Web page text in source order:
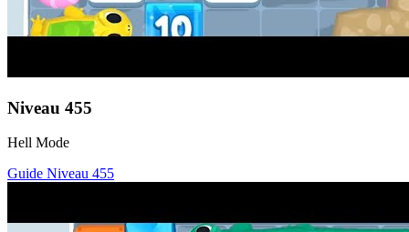
Niveau 455
Hell Mode
Guide Niveau 455